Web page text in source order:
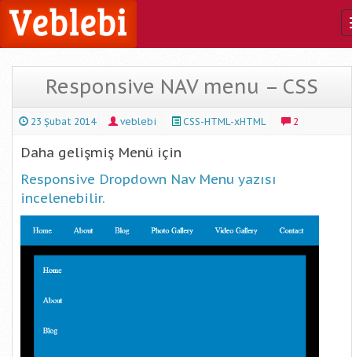
Responsive NAV menu – CSS
23 Şubat 2014 veblebi CSS-HTML-xHTML 2
Daha gelişmiş Menü için
Responsive Dropdown Nav Menu yazısı
incelenebilir.